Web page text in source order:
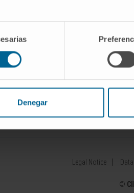
Denegar
Rare diseases
de Navarra Clínica Universidad de
Legal Notice
©